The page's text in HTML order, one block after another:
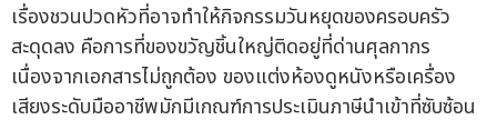
เรื่องชวนปวดหัวที่อาจทำให้กิจกรรมวันหยุดของครอบครัว
สะดุดลง คือการที่ของขวัญชิ้นใหญ่ติดอยู่ที่ด่านศุลกากร
เนื่องจากเอกสารไม่ถูกต้อง ของแต่งห้องดูหนังหรือเครื่อง
เสียงระดับมืออาชีพมักมีเกณฑ์การประเมินภาษีนำเข้าที่ซับซ้อน